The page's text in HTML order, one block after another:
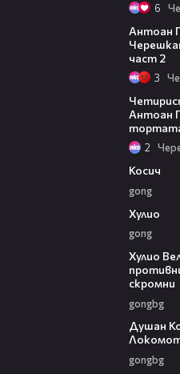
6
Антоан
част 2
3
Антоан
тортата
2
Косич
gong
Хулио
gong
Хулио
скромни
gongbg
Душан
gongbg